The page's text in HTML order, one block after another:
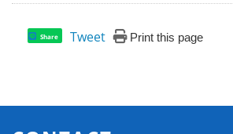
Share Tweet Print this page